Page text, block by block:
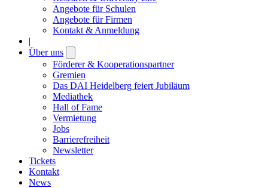
Angebote für Schulen
Angebote für Firmen
Kontakt & Anmeldung
|
Über uns
submenu
Förderer & Kooperationspartner
Gremien
Das DAI Heidelberg feiert Jubiläum
Mediathek
Hall of Fame
Vermietung
Jobs
Barrierefreiheit
Newsletter
Tickets
Kontakt
News